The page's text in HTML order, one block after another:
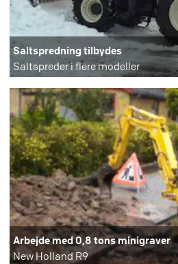
Saltspredning tilbydes
Saltspreder i flere modeller
Arbejde med 0,8 tons minigraver
New Holland R9